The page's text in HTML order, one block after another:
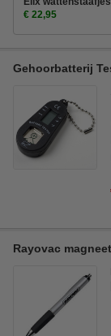
€ 22,95
Gehoorbatterij
Rayovac